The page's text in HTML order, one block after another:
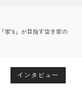
家’s」が目指す空き家の
インタビュー